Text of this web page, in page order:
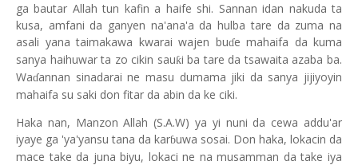
ga bautar Allah tun kafin a haife shi. Sannan idan nakuda ta
kusa, amfani da ganyen na'ana'a da hulba tare da zuma na
asali yana taimakawa kwarai wajen buɗe mahaifa da kuma
sanya haihuwar ta zo cikin sauƙi ba tare da tsawaita azaba ba.
Waɗannan sinadarai ne masu dumama jiki da sanya jijiyoyin
mahaifa su saki don fitar da abin da ke ciki.
Haka nan, Manzon Allah (S.A.W) ya yi nuni da cewa addu'ar
iyaye ga 'ya'yansu tana da karɓuwa sosai. Don haka, lokacin da
mace take da juna biyu, lokaci ne na musamman da take iya